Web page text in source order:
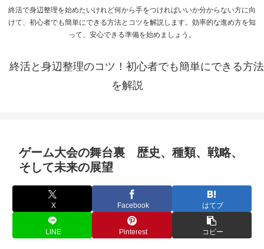
終活で身辺整理を始めたいけれど何から手をつければいいか分からない方に向
けて、初心者でも簡単にできる方法とコツを解説します。効率的な進め方を知
って、安心できる準備を始めましょう。
終活と身辺整理のコツ！初心者でも簡単にできる方法
を解説
ゲーム大会の舞台裏 歴史、種類、戦略、
そして未来の展望
X Facebook はてブ
LINE Pinterest コピー